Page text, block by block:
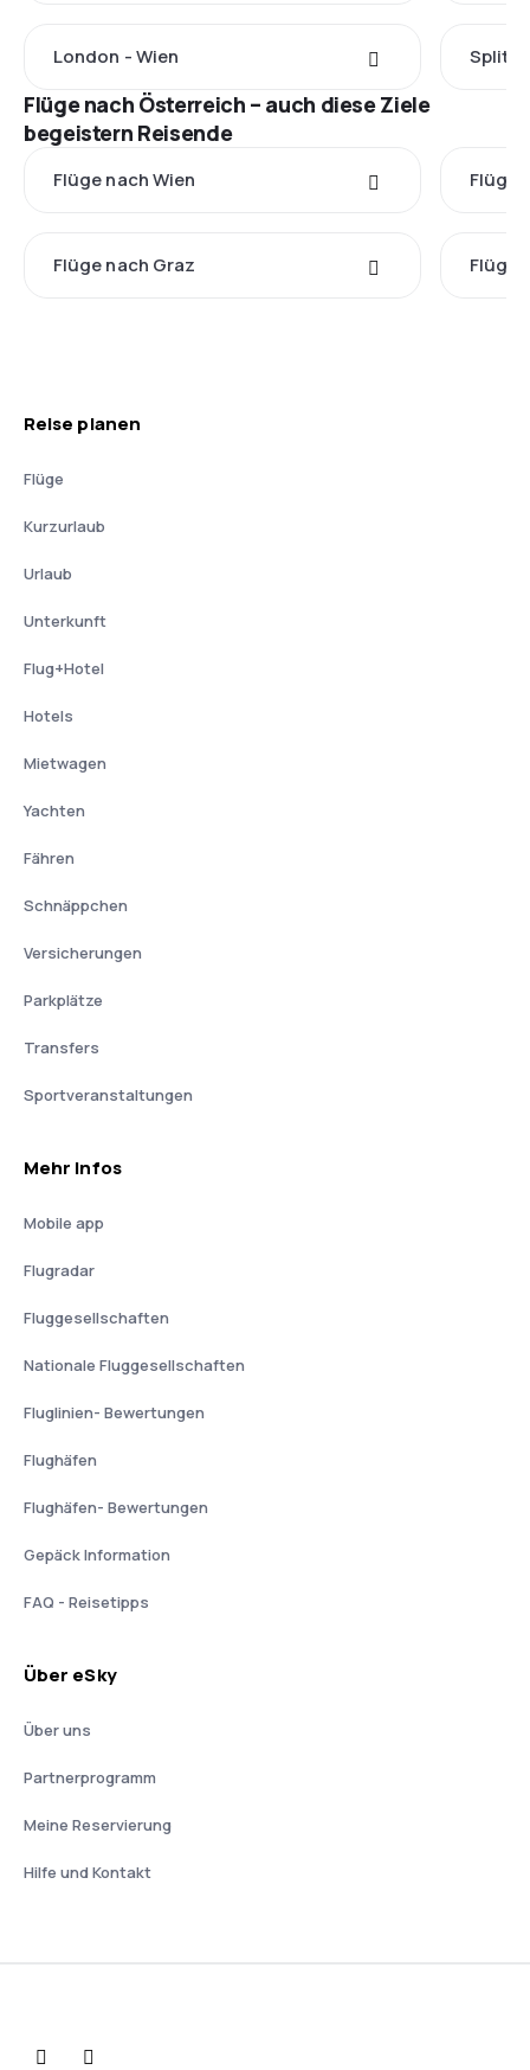
London - Wien Split -
Flüge nach Österreich – auch diese Ziele
begeistern Reisende
Flüge nach Wien Flüge
Flüge nach Graz Flüge
Reise planen
Flüge
Kurzurlaub
Urlaub
Unterkunft
Flug+Hotel
Hotels
Mietwagen
Yachten
Fähren
Schnäppchen
Versicherungen
Parkplätze
Transfers
Sportveranstaltungen
Mehr Infos
Mobile app
Flugradar
Fluggesellschaften
Nationale Fluggesellschaften
Fluglinien- Bewertungen
Flughäfen
Flughäfen- Bewertungen
Gepäck Information
FAQ - Reisetipps
Über eSky
Über uns
Partnerprogramm
Meine Reservierung
Hilfe und Kontakt